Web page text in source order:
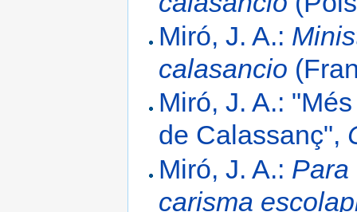
Miró, J. A.:
calasancio
Miró, J. A.:
de Calassanç",
Miró, J. A.: Para
carisma